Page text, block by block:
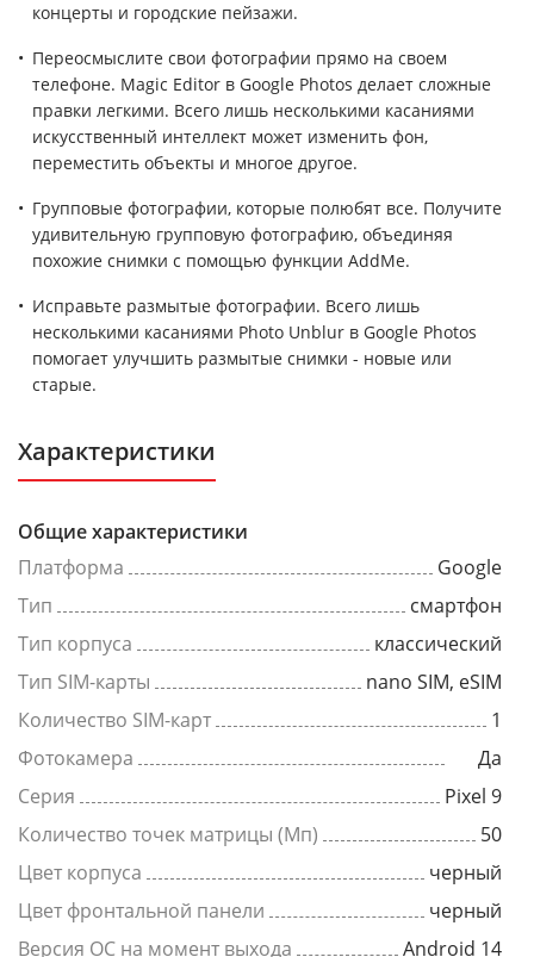
концерты и городские пейзажи.
Переосмыслите свои фотографии прямо на своем
телефоне. Magic Editor в Google Photos делает сложные
правки легкими. Всего лишь несколькими касаниями
искусственный интеллект может изменить фон,
переместить объекты и многое другое.
Групповые фотографии, которые полюбят все. Получите
удивительную групповую фотографию, объединяя
похожие снимки с помощью функции AddMe.
Исправьте размытые фотографии. Всего лишь
несколькими касаниями Photo Unblur в Google Photos
помогает улучшить размытые снимки - новые или
старые.
Характеристики
Общие характеристики
Платформа
Google
Тип
смартфон
Тип корпуса
классический
Тип SIM-карты
nano SIM, eSIM
Количество SIM-карт
1
Фотокамера
Да
Серия
Pixel 9
Количество точек матрицы (Мп)
50
Цвет корпуса
черный
Цвет фронтальной панели
черный
Версия ОС на момент выхода
Android 14